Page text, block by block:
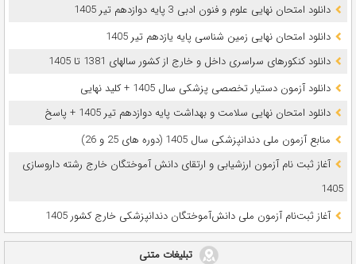
دانلود امتحان نهایی علوم و فنون ادبی 3 پایه دوازدهم تیر 1405
دانلود امتحان نهایی زمین شناسی پایه یازدهم تیر 1405
دانلود کنکورهای سراسری داخل و خارج از کشور سالهای 1381 تا 1405
دانلود آزمون دستیار تخصصی پزشکی سال 1405 + کلید نهایی
دانلود امتحان نهایی سلامت و بهداشت پایه دوازدهم تیر 1405 + پاسخ
ﻣﻨﺎﺑﻊ آزﻣﻮن ﻣﻠﯽ دندانپزشکی سال 1405 (دوره های 25 و 26)
آغاز ثبت نام آزمون‌ ارزشیابی و ارتقای دانش آموختگان خارج رشته داروسازی
1405
آغاز ثبت‌نام آزمون ملی دانش‌آموختگان دندانپزشکی خارج کشور 1405
تبلیغات متنی